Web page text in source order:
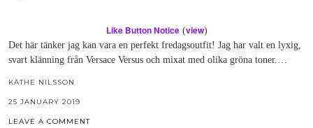
Like Button Notice(view)
Det här tänker jag kan vara en perfekt fredagsoutfit! Jag har valt en lyxig,
svart klänning från Versace Versus och mixat med olika gröna toner.…
KÄTHE NILSSON
25 JANUARY 2019
LEAVE A COMMENT